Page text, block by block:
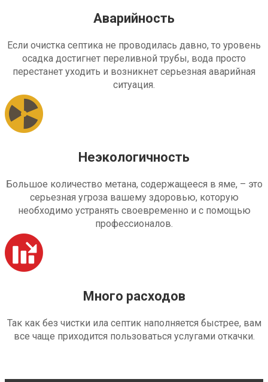
Аварийность
Если очистка септика не проводилась давно, то уровень
осадка достигнет переливной трубы, вода просто
перестанет уходить и возникнет серьезная аварийная
ситуация.
Неэкологичность
Большое количество метана, содержащееся в яме, – это
серьезная угроза вашему здоровью, которую
необходимо устранять своевременно и с помощью
профессионалов.
Много расходов
Так как без чистки ила септик наполняется быстрее, вам
все чаще приходится пользоваться услугами откачки.